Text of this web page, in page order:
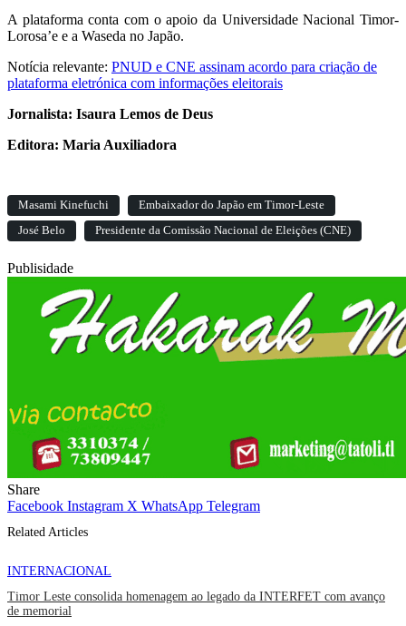
A plataforma conta com o apoio da Universidade Nacional Timor-
Lorosa’e e a Waseda no Japão.
Notícia relevante: PNUD e CNE assinam acordo para criação de
plataforma eletrónica com informações eleitorais
Jornalista: Isaura Lemos de Deus
Editora: Maria Auxiliadora
Masami Kinefuchi
Embaixador do Japão em Timor-Leste
José Belo
Presidente da Comissão Nacional de Eleições (CNE)
Publisidade
Share
Facebook Instagram X WhatsApp Telegram
Related Articles
INTERNACIONAL
Timor Leste consolida homenagem ao legado da INTERFET com avanço
de memorial